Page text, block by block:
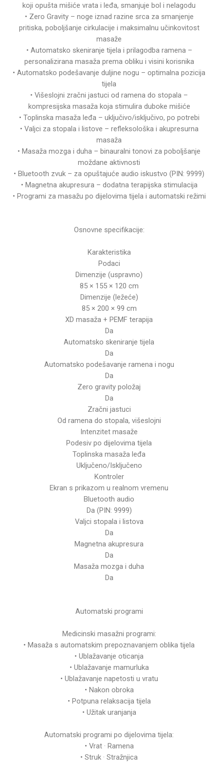
koji opušta mišiće vrata i leđa, smanjuje bol i nelagodu
• Zero Gravity – noge iznad razine srca za smanjenje
pritiska, poboljšanje cirkulacije i maksimalnu učinkovitost
masaže
• Automatsko skeniranje tijela i prilagodba ramena –
personalizirana masaža prema obliku i visini korisnika
• Automatsko podešavanje duljine nogu – optimalna pozicija
tijela
• Višeslojni zračni jastuci od ramena do stopala –
kompresijska masaža koja stimulira duboke mišiće
• Toplinska masaža leđa – uključivo/isključivo, po potrebi
• Valjci za stopala i listove – refleksološka i akupresurna
masaža
• Masaža mozga i duha – binauralni tonovi za poboljšanje
moždane aktivnosti
• Bluetooth zvuk – za opuštajuće audio iskustvo (PIN: 9999)
• Magnetna akupresura – dodatna terapijska stimulacija
• Programi za masažu po dijelovima tijela i automatski režimi
Osnovne specifikacije:
Karakteristika
Podaci
Dimenzije (uspravno)
85 × 155 × 120 cm
Dimenzije (ležeće)
85 × 200 × 99 cm
XD masaža + PEMF terapija
Da
Automatsko skeniranje tijela
Da
Automatsko podešavanje ramena i nogu
Da
Zero gravity položaj
Da
Zračni jastuci
Od ramena do stopala, višeslojni
Intenzitet masaže
Podesiv po dijelovima tijela
Toplinska masaža leđa
Uključeno/Isključeno
Kontroler
Ekran s prikazom u realnom vremenu
Bluetooth audio
Da (PIN: 9999)
Valjci stopala i listova
Da
Magnetna akupresura
Da
Masaža mozga i duha
Da
Automatski programi
Medicinski masažni programi:
• Masaža s automatskim prepoznavanjem oblika tijela
• Ublažavanje oticanja
• Ublažavanje mamurluka
• Ublažavanje napetosti u vratu
• Nakon obroka
• Potpuna relaksacija tijela
• Užitak uranjanja
Automatski programi po dijelovima tijela:
• Vrat · Ramena
• Struk · Stražnjica